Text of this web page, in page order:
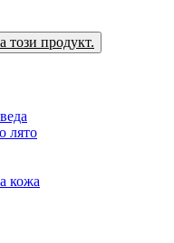
този продукт.
лято
кожа